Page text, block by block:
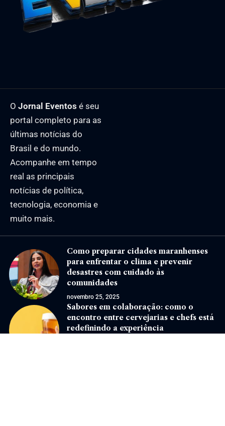
O Jornal Eventos é seu
portal completo para as
últimas notícias do
Brasil e do mundo.
Acompanhe em tempo
real as principais
notícias de política,
tecnologia, economia e
muito mais.
Como preparar cidades maranhenses
para enfrentar o clima e prevenir
desastres com cuidado às
comunidades
novembro 25, 2025
Sabores em colaboração: como o
encontro entre cervejarias e chefs está
redefinindo a experiência